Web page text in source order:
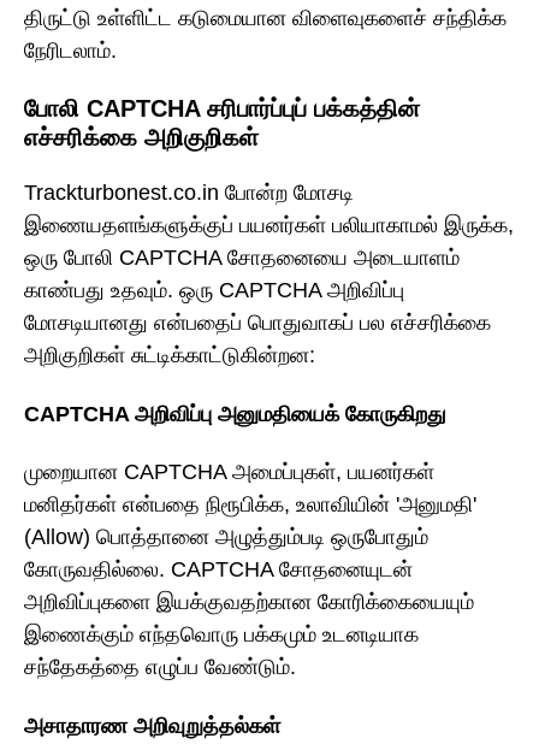
திருட்டு உள்ளிட்ட கடுமையான விளைவுகளைச் சந்திக்க
நேரிடலாம்.
போலி CAPTCHA சரிபார்ப்புப் பக்கத்தின்
எச்சரிக்கை அறிகுறிகள்
Trackturbonest.co.in போன்ற மோசடி
இணையதளங்களுக்குப் பயனர்கள் பலியாகாமல் இருக்க,
ஒரு போலி CAPTCHA சோதனையை அடையாளம்
காண்பது உதவும். ஒரு CAPTCHA அறிவிப்பு
மோசடியானது என்பதைப் பொதுவாகப் பல எச்சரிக்கை
அறிகுறிகள் சுட்டிக்காட்டுகின்றன:
CAPTCHA அறிவிப்பு அனுமதியைக் கோருகிறது
முறையான CAPTCHA அமைப்புகள், பயனர்கள்
மனிதர்கள் என்பதை நிரூபிக்க, உலாவியின் 'அனுமதி'
(Allow) பொத்தானை அழுத்தும்படி ஒருபோதும்
கோருவதில்லை. CAPTCHA சோதனையுடன்
அறிவிப்புகளை இயக்குவதற்கான கோரிக்கையையும்
இணைக்கும் எந்தவொரு பக்கமும் உடனடியாக
சந்தேகத்தை எழுப்ப வேண்டும்.
அசாதாரண அறிவுறுத்தல்கள்